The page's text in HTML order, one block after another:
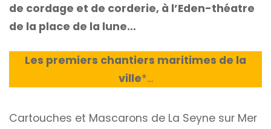
de cordage et de corderie, à l’Eden-théatre
de la place de la lune…
Les premiers chantiers maritimes de la
ville*…
Cartouches et Mascarons de La Seyne sur Mer